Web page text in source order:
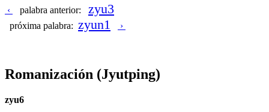
‹ palabra anterior: zyu3
próxima palabra: zyun1 ›
Romanización (Jyutping)
zyu6